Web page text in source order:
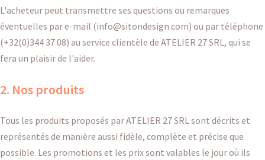
L'acheteur peut transmettre ses questions ou remarques
éventuelles par e-mail (info@sitondesign.com) ou par téléphone
(+32(0)344 37 08) au service clientèle de ATELIER 27 SRL, qui se
fera un plaisir de l'aider.
2. Nos produits
Tous les produits proposés par ATELIER 27 SRL sont décrits et
représentés de manière aussi fidèle, complète et précise que
possible. Les promotions et les prix sont valables le jour où ils